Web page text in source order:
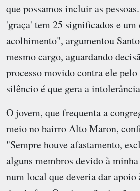
que possamos incluir as
'graça' tem 25 significados e um
acolhimento", argumentou
mesmo cargo, aguardando
processo movido contra ele
silêncio é que gera a
O jovem, que frequenta a
meio no bairro Alto Maron,
"Sempre houve afastamento,
alguns membros devido à
num local que deveria dar apoio